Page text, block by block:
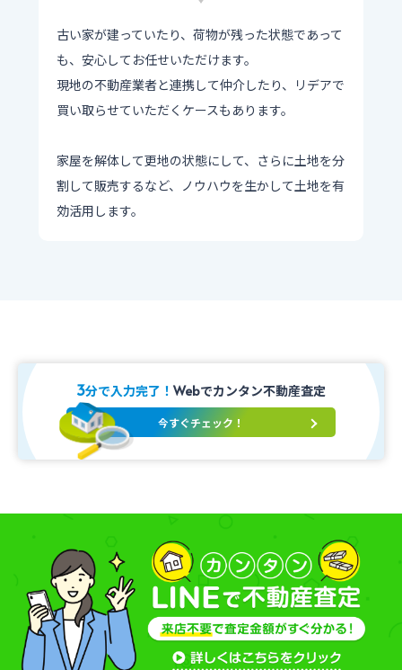
古い家が建っていたり、荷物が残った状態であって
も、安心してお任せいただけます。
現地の不動産業者と連携して仲介したり、リデアで
買い取らせていただくケースもあります。
家屋を解体して更地の状態にして、さらに土地を分
割して販売するなど、ノウハウを生かして土地を有
効活用します。
3分で入力完了！ Webでカンタン不動産査定
今すぐチェック！